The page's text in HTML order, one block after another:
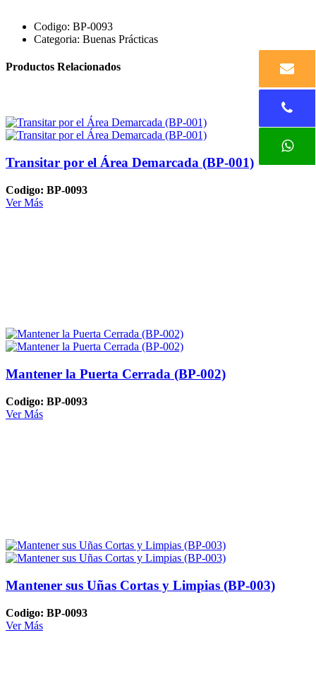
Codigo: BP-0093
Categoria: Buenas Prácticas
Productos Relacionados
Transitar por el Área Demarcada (BP-001)
Codigo: BP-0093
Ver Más
Mantener la Puerta Cerrada (BP-002)
Codigo: BP-0093
Ver Más
Mantener sus Uñas Cortas y Limpias (BP-003)
Codigo: BP-0093
Ver Más